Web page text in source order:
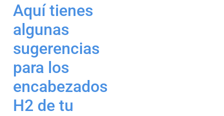
Aquí tienes
algunas
sugerencias
para los
encabezados
H2 de tu